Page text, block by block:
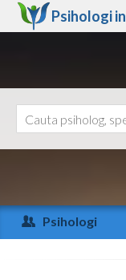
Psihologi in
Arad
Arges
Psihologi